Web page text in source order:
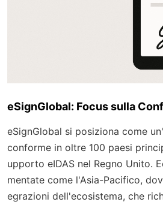
eSignGlobal: Focus sulla
eSignGlobal si posiziona come
conforme in oltre 100 paesi
upporto eIDAS nel Regno Unito.
mentate come l'Asia-Pacifico,
egrazioni dell'ecosistema, che